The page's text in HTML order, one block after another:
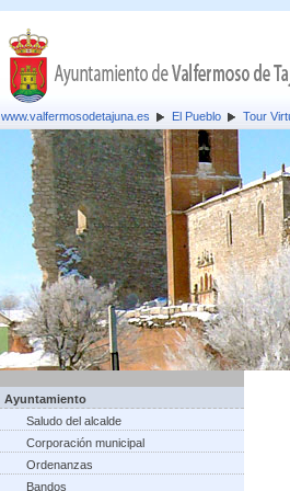
www.valfermosodetajuna.es El Pueblo Tour
Ayuntamiento
Saludo del alcalde
Corporación municipal
Ordenanzas
Bandos